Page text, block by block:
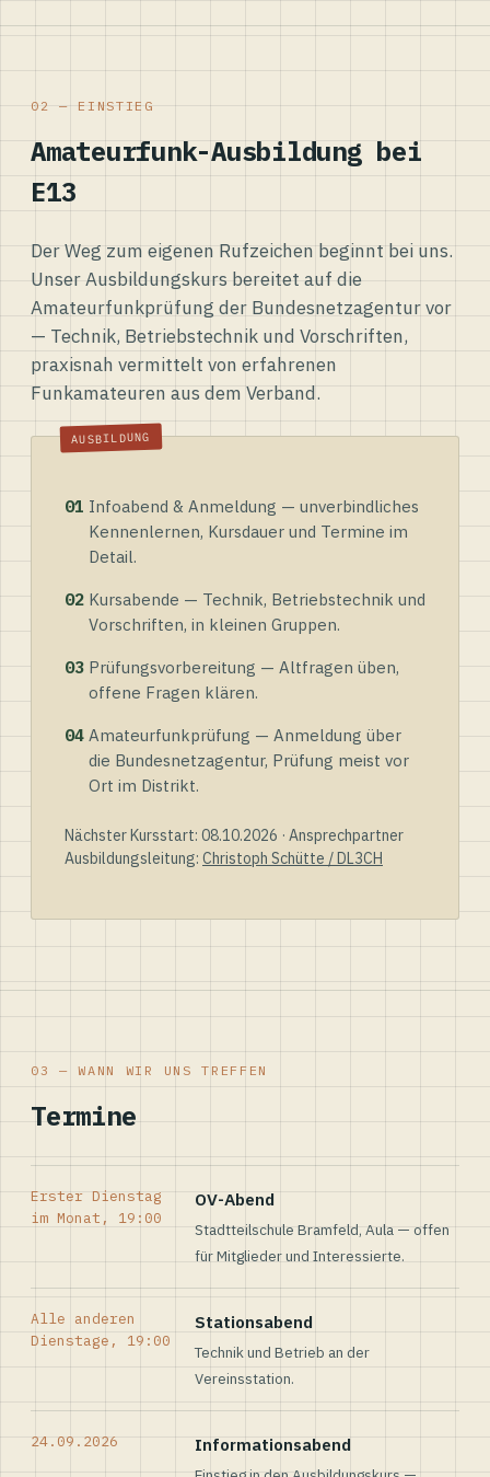
02 — EINSTIEG
Amateurfunk-Ausbildung bei
E13
Der Weg zum eigenen Rufzeichen beginnt bei uns.
Unser Ausbildungskurs bereitet auf die
Amateurfunkprüfung der Bundesnetzagentur vor
— Technik, Betriebstechnik und Vorschriften,
praxisnah vermittelt von erfahrenen
Funkamateuren aus dem Verband.
01 Infoabend & Anmeldung — unverbindliches
Kennenlernen, Kursdauer und Termine im
Detail.
02 Kursabende — Technik, Betriebstechnik und
Vorschriften, in kleinen Gruppen.
03 Prüfungsvorbereitung — Altfragen üben,
offene Fragen klären.
04 Amateurfunkprüfung — Anmeldung über
die Bundesnetzagentur, Prüfung meist vor
Ort im Distrikt.
Nächster Kursstart: 08.10.2026 · Ansprechpartner
Ausbildungsleitung: Christoph Schütte / DL3CH
03 — WANN WIR UNS TREFFEN
Termine
Erster Dienstag
im Monat, 19:00
OV-Abend
Stadtteilschule Bramfeld, Aula — offen
für Mitglieder und Interessierte.
Alle anderen
Dienstage, 19:00
Stationsabend
Technik und Betrieb an der
Vereinsstation.
24.09.2026 Informationsabend